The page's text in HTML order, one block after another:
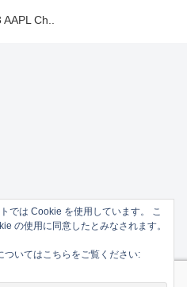
Ch..
では Cookie を使用しています。 こ
の使用に同意したとみなされます。
いてはこちらをご覧ください: